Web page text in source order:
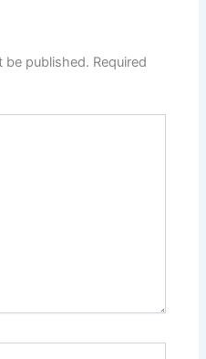
be published. Required